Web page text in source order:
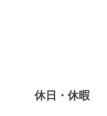
休日・休暇